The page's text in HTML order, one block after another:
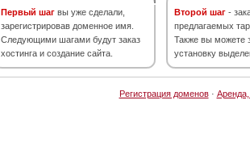
Первый шаг вы уже сделали,
зарегистрировав доменное имя.
Следующими шагами будут заказ
хостинга и создание сайта.
Второй шаг -
предлагаемых
Также вы можете
установку
Регистрация доменов·